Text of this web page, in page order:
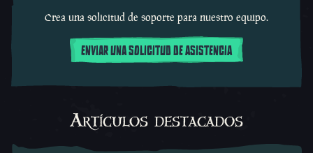
Crea una solicitud de soporte para nuestro equipo.
ENVIAR UNA SOLICITUD DE ASISTENCIA
Artículos destacados